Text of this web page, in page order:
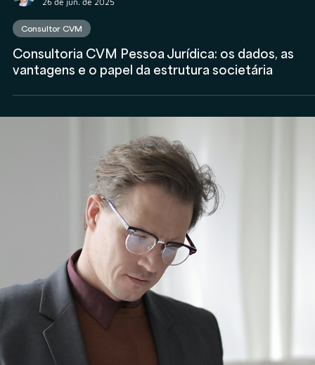
Rodolfo Al Alam
26 de jun. de 2025
Consultor CVM